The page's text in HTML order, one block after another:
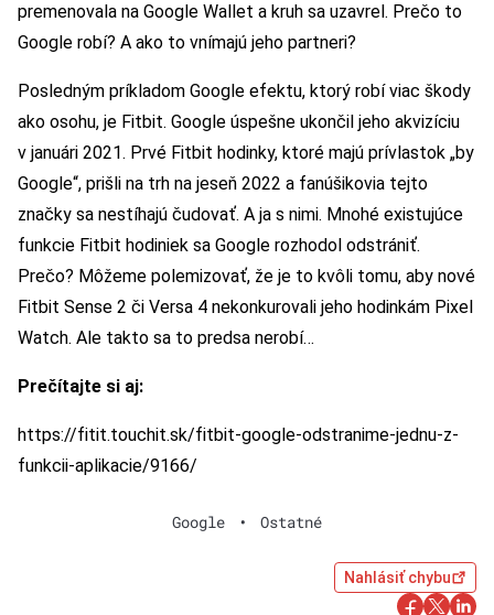
premenovala na Google Wallet a kruh sa uzavrel. Prečo to
Google robí? A ako to vnímajú jeho partneri?
Posledným príkladom Google efektu, ktorý robí viac škody
ako osohu, je Fitbit. Google úspešne ukončil jeho akvizíciu
v januári 2021. Prvé Fitbit hodinky, ktoré majú prívlastok „by
Google“, prišli na trh na jeseň 2022 a fanúšikovia tejto
značky sa nestíhajú čudovať. A ja s nimi. Mnohé existujúce
funkcie Fitbit hodiniek sa Google rozhodol odstrániť.
Prečo? Môžeme polemizovať, že je to kvôli tomu, aby nové
Fitbit Sense 2 či Versa 4 nekonkurovali jeho hodinkám Pixel
Watch. Ale takto sa to predsa nerobí…
Prečítajte si aj:
https://fitit.touchit.sk/fitbit-google-odstranime-jednu-z-
funkcii-aplikacie/9166/
Google • Ostatné
Nahlásiť chybu